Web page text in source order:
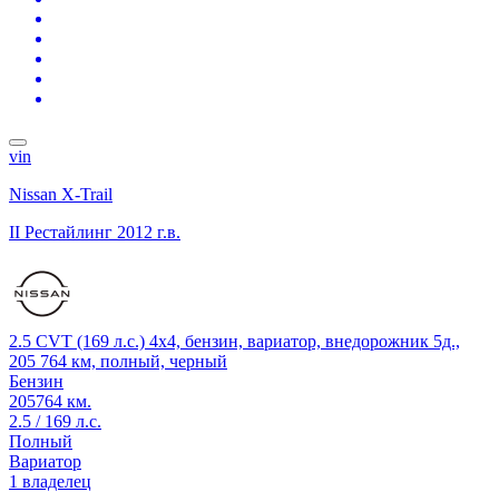
vin
Nissan X-Trail
II Рестайлинг 2012 г.в.
2.5 CVT (169 л.с.) 4x4, бензин, вариатор, внедорожник 5д.,
205 764 км, полный, черный
Бензин
205764 км.
2.5 / 169 л.с.
Полный
Вариатор
1 владелец